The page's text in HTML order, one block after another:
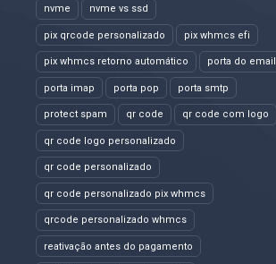
nvme nvme vs ssd
pix qrcode personalizado pix whmcs efi
pix whmcs retorno automático porta do email
porta imap porta pop porta smtp
protect spam qr code qr code com logo
qr code logo personalizado
qr code personalizado
qr code personalizado pix whmcs
qrcode personalizado whmcs
reativação antes do pagamento